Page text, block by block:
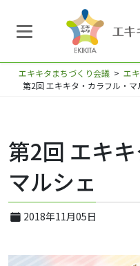
エキキタまちづくり会議 > エ
第2回 エキキタ・カラフル・マ
第2回 エキ
マルシェ
2018年11月05日